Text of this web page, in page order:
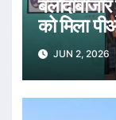
को मिला
JUN 2, 2026